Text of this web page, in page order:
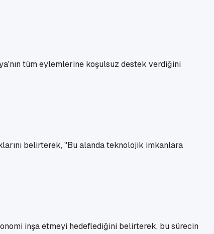
tüm eylemlerine koşulsuz destek verdiğini
belirterek, "Bu alanda teknolojik imkanlara
inşa etmeyi hedeflediğini belirterek, bu sürecin